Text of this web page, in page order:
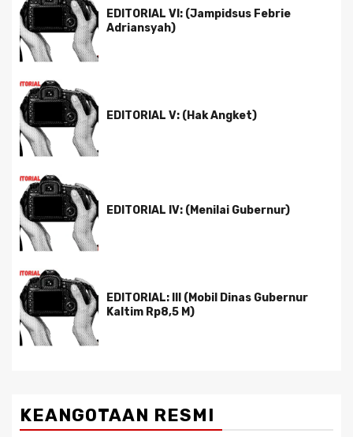
EDITORIAL VI: (Jampidsus Febrie
Adriansyah)
EDITORIAL V: (Hak Angket)
EDITORIAL IV: (Menilai Gubernur)
EDITORIAL: III (Mobil Dinas Gubernur
Kaltim Rp8,5 M)
KEANGOTAAN RESMI